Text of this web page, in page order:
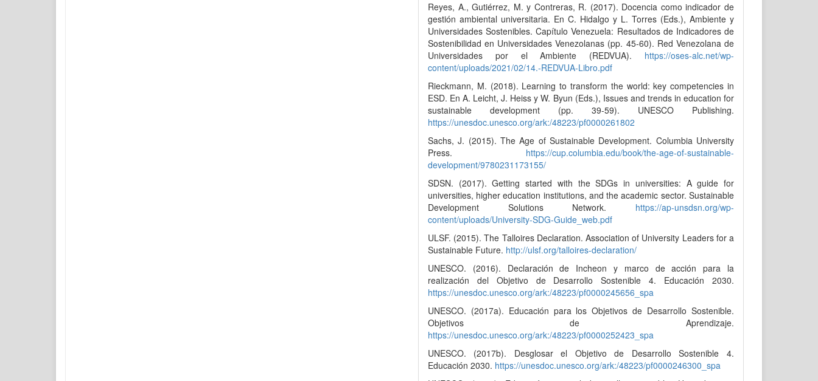
Reyes, A., Gutiérrez, M. y Contreras, R. (2017). Docencia como indicador de
gestión ambiental universitaria. En C. Hidalgo y L. Torres (Eds.), Ambiente y
Universidades Sostenibles. Capítulo Venezuela: Resultados de Indicadores de
Sostenibilidad en Universidades Venezolanas (pp. 45-60). Red Venezolana de
Universidades por el Ambiente (REDVUA). https://oses-alc.net/wp-
content/uploads/2021/02/14.-REDVUA-Libro.pdf
Rieckmann, M. (2018). Learning to transform the world: key competencies in
ESD. En A. Leicht, J. Heiss y W. Byun (Eds.), Issues and trends in education for
sustainable development (pp. 39-59). UNESCO Publishing.
https://unesdoc.unesco.org/ark:/48223/pf0000261802
Sachs, J. (2015). The Age of Sustainable Development. Columbia University
Press. https://cup.columbia.edu/book/the-age-of-sustainable-
development/9780231173155/
SDSN. (2017). Getting started with the SDGs in universities: A guide for
universities, higher education institutions, and the academic sector. Sustainable
Development Solutions Network. https://ap-unsdsn.org/wp-
content/uploads/University-SDG-Guide_web.pdf
ULSF. (2015). The Talloires Declaration. Association of University Leaders for a
Sustainable Future. http://ulsf.org/talloires-declaration/
UNESCO. (2016). Declaración de Incheon y marco de acción para la
realización del Objetivo de Desarrollo Sostenible 4. Educación 2030.
https://unesdoc.unesco.org/ark:/48223/pf0000245656_spa
UNESCO. (2017a). Educación para los Objetivos de Desarrollo Sostenible.
Objetivos de Aprendizaje.
https://unesdoc.unesco.org/ark:/48223/pf0000252423_spa
UNESCO. (2017b). Desglosar el Objetivo de Desarrollo Sostenible 4.
Educación 2030. https://unesdoc.unesco.org/ark:/48223/pf0000246300_spa